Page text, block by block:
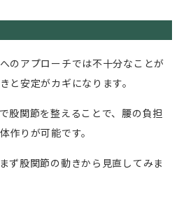
のアプローチでは不十分なことが
と安定がカギになります。
股関節を整えることで、腰の負担
作りが可能です。
ず股関節の動きから見直してみま